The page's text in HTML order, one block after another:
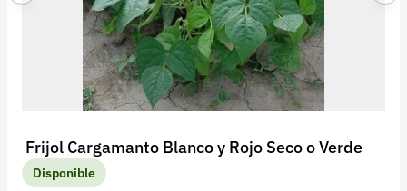
Frijol Cargamanto Blanco y Rojo Seco o Verde
Disponible
Política de privacidad
Iniciar sesión
Recuperar contraseña
Contacto